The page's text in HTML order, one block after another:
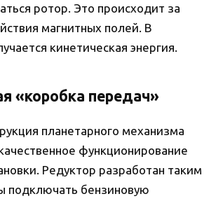
ротор. Это происходит за
магнитных полей. В
кинетическая энергия.
«коробка передач»
планетарного механизма
функционирование
Редуктор разработан таким
подключать бензиновую